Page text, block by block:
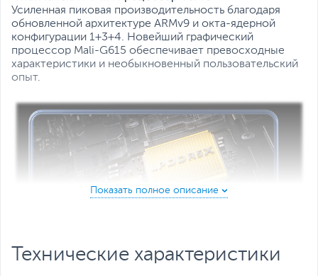
Усиленная пиковая производительность благодаря
обновленной архитектуре ARMv9 и окта-ядерной
конфигурации 1+3+4. Новейший графический
процессор Mali-G615 обеспечивает превосходные
характеристики и необыкновенный пользовательский
опыт.
Технические характеристики